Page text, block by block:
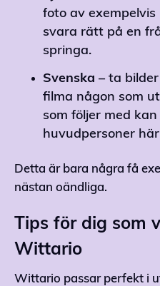
foto av exempelvis
svara rätt på en
springa.
Svenska – ta
filma någon som
som följer med
huvudpersoner här
Detta är bara några få
nästan oändliga.
Tips för dig som
Wittario
Wittario passar perfekt i